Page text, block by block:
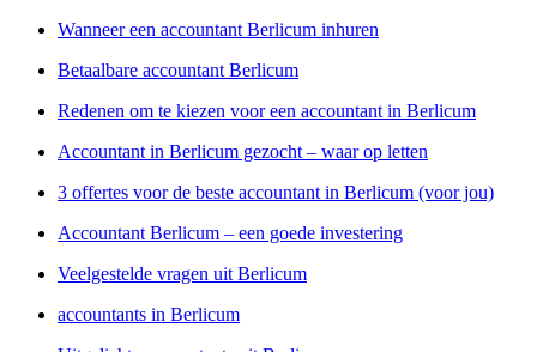
Wanneer een accountant Berlicum inhuren
Betaalbare accountant Berlicum
Redenen om te kiezen voor een accountant in Berlicum
Accountant in Berlicum gezocht – waar op letten
3 offertes voor de beste accountant in Berlicum (voor jou)
Accountant Berlicum – een goede investering
Veelgestelde vragen uit Berlicum
accountants in Berlicum